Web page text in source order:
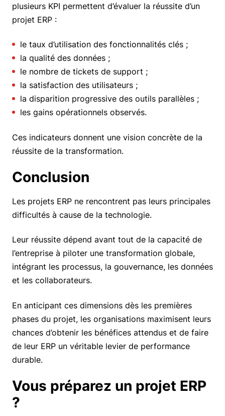
plusieurs KPI permettent d’évaluer la réussite d’un
projet ERP :
le taux d’utilisation des fonctionnalités clés ;
la qualité des données ;
le nombre de tickets de support ;
la satisfaction des utilisateurs ;
la disparition progressive des outils parallèles ;
les gains opérationnels observés.
Ces indicateurs donnent une vision concrète de la
réussite de la transformation.
Conclusion
Les projets ERP ne rencontrent pas leurs principales
difficultés à cause de la technologie.
Leur réussite dépend avant tout de la capacité de
l’entreprise à piloter une transformation globale,
intégrant les processus, la gouvernance, les données
et les collaborateurs.
En anticipant ces dimensions dès les premières
phases du projet, les organisations maximisent leurs
chances d’obtenir les bénéfices attendus et de faire
de leur ERP un véritable levier de performance
durable.
Vous préparez un projet ERP
?